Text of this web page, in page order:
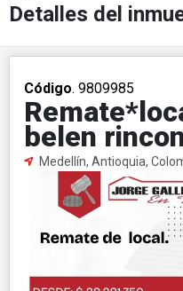
Detalles del
Código. 9809985
belen
Medellín, Antioquia,